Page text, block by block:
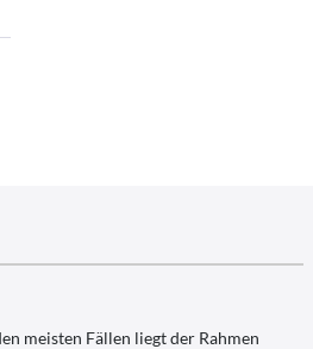
meisten Fällen liegt der Rahmen